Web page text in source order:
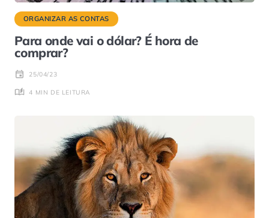
ORGANIZAR AS CONTAS
Para onde vai o dólar? É hora de
comprar?
25/04/23
4 MIN DE LEITURA